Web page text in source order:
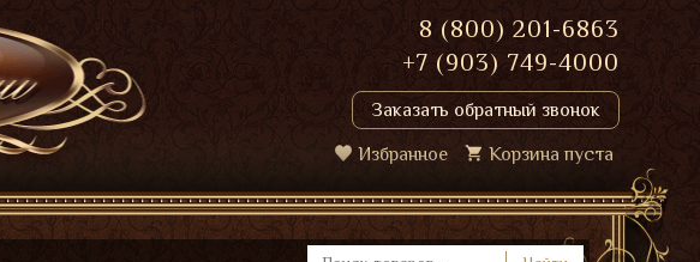
8 (800) 201-6863
+7 (903) 749-4000
Заказать обратный звонок
Избранное Корзина пуста